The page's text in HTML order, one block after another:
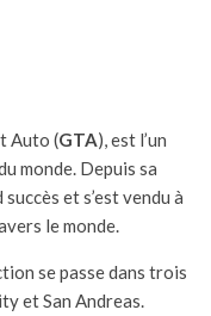
Auto (GTA), est l’un
monde. Depuis sa
et s’est vendu à
le monde.
se passe dans trois
et San Andreas.